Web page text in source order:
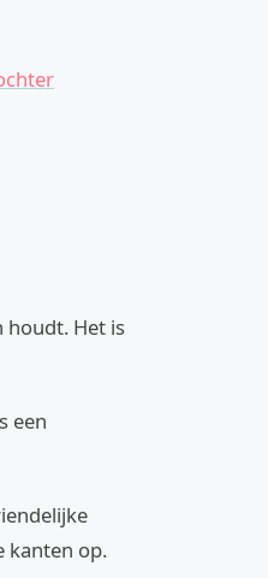
houdt. Het is
een
kanten op.